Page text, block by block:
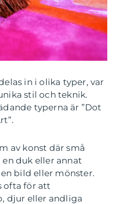
in i olika typer, var
stil och teknik.
typerna är ”Dot
av konst där små
duk eller annat
bild eller mönster.
ofta för att
djur eller andliga